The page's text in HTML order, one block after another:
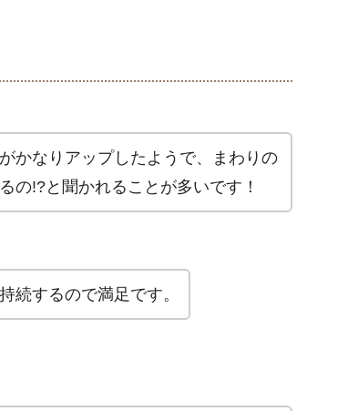
かなりアップしたようで、まわりの
の!?と聞かれることが多いです！
続するので満足です。